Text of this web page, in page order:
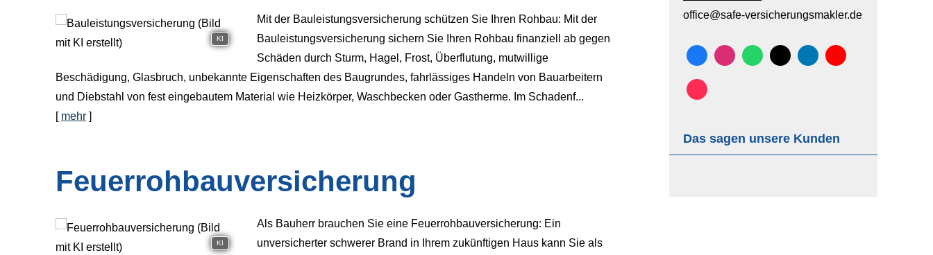
office@safe-versicherungsmakler.de
Das sagen unsere Kunden
KI
Mit der Bauleistungsversicherung schützen Sie Ihren Rohbau: Mit der
Bauleistungsversicherung sichern Sie Ihren Rohbau finanziell ab gegen
Schäden durch Sturm, Hagel, Frost, Überflutung, mutwillige
Beschädigung, Glasbruch, unbekannte Eigenschaften des Baugrundes, fahrlässiges Handeln von Bauarbeitern
und Diebstahl von fest eingebautem Material wie Heizkörper, Waschbecken oder Gastherme. Im Schadenf...
[ mehr ]
Feuerrohbauversicherung
KI
Als Bauherr brauchen Sie eine Feuerrohbauversicherung: Ein
unversicherter schwerer Brand in Ihrem zukünftigen Haus kann Sie als